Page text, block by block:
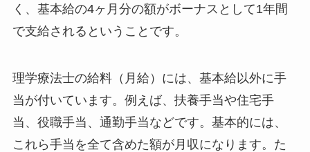
く、基本給の4ヶ月分の額がボーナスとして1年間
で支給されるということです。
理学療法士の給料（月給）には、基本給以外に手
当が付いています。例えば、扶養手当や住宅手
当、役職手当、通勤手当などです。基本的には、
これら手当を全て含めた額が月収になります。た